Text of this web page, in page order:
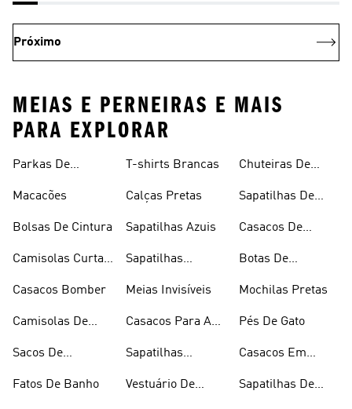
Próximo
MEIAS E PERNEIRAS E MAIS
PARA EXPLORAR
Parkas De
Macacões
Bolsas De Cintura
Camisolas Curtas
Casacos Bomber
Camisolas De
Sacos De
Fatos De Banho
T-shirts Brancas
Calças Pretas
Sapatilhas Azuis
Sapatilhas
Meias Invisíveis
Casacos Para A
Sapatilhas
Vestuário De
Chuteiras De
Sapatilhas De
Casacos De
Botas De
Mochilas Pretas
Pés De Gato
Casacos Em
Sapatilhas De